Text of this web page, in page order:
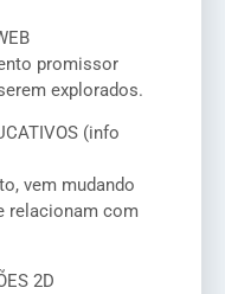
promissor
explorados.
(info
vem mudando
relacionam com
2D